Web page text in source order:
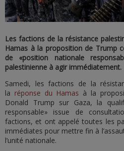
Les factions de la résistance
Hamas à la proposition de Trump
de «position nationale
palestinienne à agir immédiatement.
Samedi, les factions de la
la réponse du Hamas à la
Donald Trump sur Gaza, la
responsable» issue de
factions, et ont appelé toutes les
immédiates pour mettre fin à
l’unité nationale.